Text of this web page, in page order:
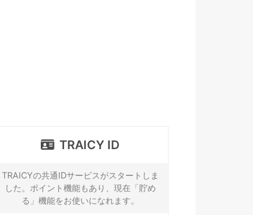
TRAICY ID
TRAICYの共通IDサービスがスタートしま
した。ポイント機能もあり、現在「貯め
る」機能をお使いになれます。